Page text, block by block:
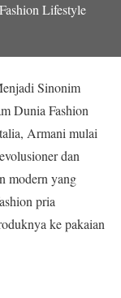
Lifestyle
Sinonim
Dunia Fashion
Armani mulai
dan
modern yang
pria
ke pakaian